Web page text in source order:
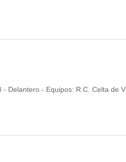
Delantero - Equipos: R.C. Celta de